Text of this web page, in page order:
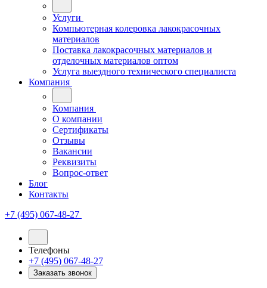
Услуги
Компьютерная колеровка лакокрасочных
материалов
Поставка лакокрасочных материалов и
отделочных материалов оптом
Услуга выездного технического специалиста
Компания
Компания
О компании
Сертификаты
Отзывы
Вакансии
Реквизиты
Вопрос-ответ
Блог
Контакты
+7 (495) 067-48-27
Телефоны
+7 (495) 067-48-27
Заказать звонок